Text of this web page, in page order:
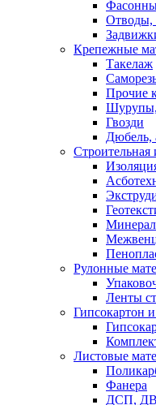
Отводы,
Крепежные
Такелаж
Прочие
Гвозди
Дюбель,
Строительная
Рулонные
Ленты
Гипсокартон
Листовые
Фанера
ДСП,